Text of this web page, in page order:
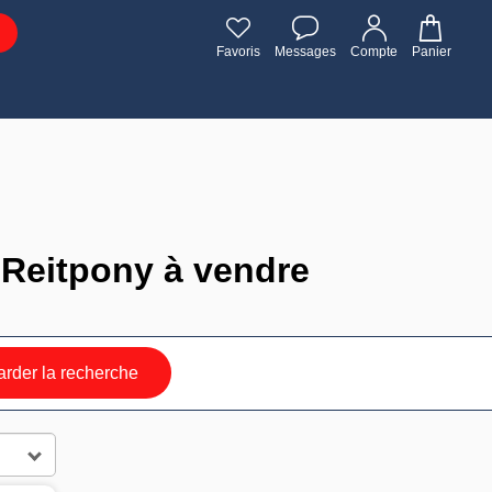
Favoris Messages Compte Panier
à vendre
la recherche